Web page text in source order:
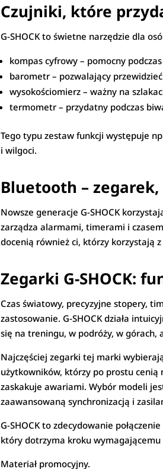
Czujniki, które
G-SHOCK to świetne narzędzie dla
kompas cyfrowy – pomocny
barometr – pozwalający przewidzieć
wysokościomierz – ważny na
termometr – przydatny podczas
Tego typu zestaw funkcji występuje
i wilgoci.
Bluetooth –
Nowsze generacje G-SHOCK
zarządza alarmami, timerami i
docenią również ci, którzy korzystają
Zegarki G-SHOCK:
Czas światowy, precyzyjne stopery,
zastosowanie. G-SHOCK działa
się na treningu, w podróży, w górach,
Najczęściej zegarki tej marki
użytkowników, którzy po prostu
zaskakuje awariami. Wybór modeli
zaawansowaną synchronizacją i
G-SHOCK to zdecydowanie
który dotrzyma kroku
Materiał promocyjny.